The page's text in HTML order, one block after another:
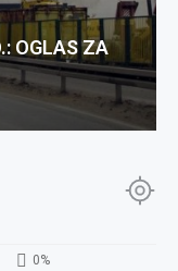
0%
OGLAS ZA